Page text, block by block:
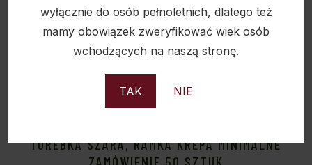
wyłącznie do osób pełnoletnich, dlatego też
mamy obowiązek zweryfikować wiek osób
wchodzących na naszą stronę.
TAK NIE
TOREBKA SZARA, RAMKA KREPA MINIMALNE
ZAMÓWIENIE 50 SZTUK